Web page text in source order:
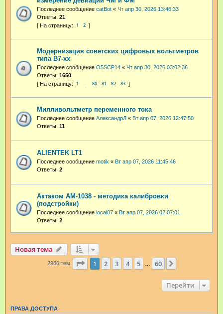
Последнее сообщение catBot « Чт апр 30, 2026 13:46:33
Ответы: 21
1 2
Модернизация советских цифровых вольтметров
типа В7-хх
Последнее сообщение O5SCP14 « Чт апр 30, 2026 03:02:36
Ответы: 1650
1 80 81 82 83
Милливольтметр переменного тока
Последнее сообщение АлександрЛ « Вт апр 07, 2026 12:47:50
Ответы: 11
ALIENTEK LT1
Последнее сообщение motik « Вт апр 07, 2026 11:45:46
Ответы: 2
Актаком АМ-1038 - методика калибровки
(подстройки)
Последнее сообщение local07 « Вт апр 07, 2026 02:07:01
Ответы: 2
Новая тема
2986 тем Страница из 60
1 2 3 4 5 60
Перейти
ПРАВА ДОСТУПА